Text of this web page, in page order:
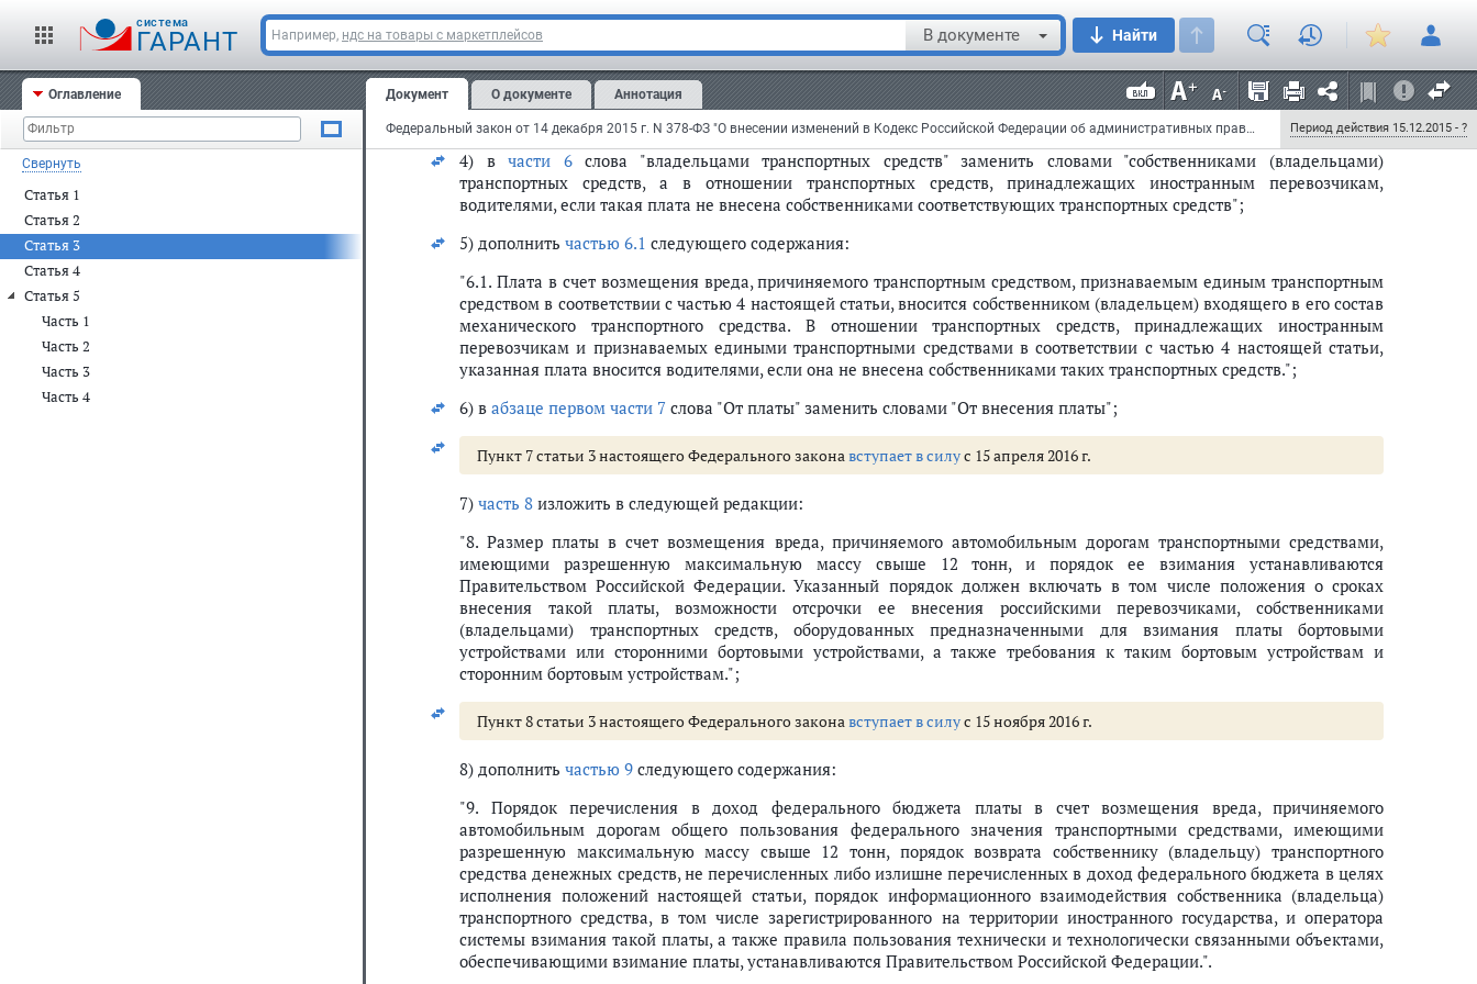
cистема
ГАРАНТ Например, ндс на товары с маркетплейсов В документе Найти
Оглавление
Свернуть
Статья 1
Статья 2
Статья 3
Статья 4
Статья 5
Часть 1
Часть 2
Часть 3
Часть 4
Документ О документе Аннотация
Федеральный закон от 14 декабря 2015 г. N 378-ФЗ "О внесении изменений в Кодекс Российской Федерации об административных правонарушениях и отдельные законодательные акты Российской Федерации" Период действия 15.12.2015 - ?
безопасности конструкции транспортного средства.";
3)часть 4изложить в следующей редакции:
"4. В целях настоящей статьи сочлененное транспортное средство, включающее прицеп или полуприцеп, признается
единым транспортным средством.";
4) вчасти 6слова "владельцами транспортных средств" заменить словами "собственниками (владельцами)
транспортных средств, а в отношении транспортных средств, принадлежащих иностранным перевозчикам,
водителями, если такая плата не внесена собственниками соответствующих транспортных средств";
5) дополнить частью 6.1 следующего содержания:
"6.1. Плата в счет возмещения вреда, причиняемого транспортным средством, признаваемым единым транспортным
средством в соответствии с частью 4 настоящей статьи, вносится собственником (владельцем) входящего в его состав
механического транспортного средства. В отношении транспортных средств, принадлежащих иностранным
перевозчикам и признаваемых едиными транспортными средствами в соответствии с частью 4 настоящей статьи,
указанная плата вносится водителями, если она не внесена собственниками таких транспортных средств.";
6) в абзаце первом части 7 слова "От платы" заменить словами "От внесения платы";
Пункт 7 статьи 3 настоящего Федерального законавступает в силус 15 апреля 2016 г.
7) часть 8 изложить в следующей редакции:
"8. Размер платы в счет возмещения вреда, причиняемого автомобильным дорогам транспортными средствами,
имеющими разрешенную максимальную массу свыше 12 тонн, и порядок ее взимания устанавливаются
Правительством Российской Федерации. Указанный порядок должен включать в том числе положения о сроках
внесения такой платы, возможности отсрочки ее внесения российскими перевозчиками, собственниками
(владельцами) транспортных средств, оборудованных предназначенными для взимания платы бортовыми
устройствами или сторонними бортовыми устройствами, а также требования к таким бортовым устройствам и
сторонним бортовым устройствам.";
Пункт 8 статьи 3 настоящего Федерального законавступает в силус 15 ноября 2016 г.
8) дополнить частью 9 следующего содержания:
"9. Порядок перечисления в доход федерального бюджета платы в счет возмещения вреда, причиняемого
автомобильным дорогам общего пользования федерального значения транспортными средствами, имеющими
разрешенную максимальную массу свыше 12 тонн, порядок возврата собственнику (владельцу) транспортного
средства денежных средств, не перечисленных либо излишне перечисленных в доход федерального бюджета в целях
исполнения положений настоящей статьи, порядок информационного взаимодействия собственника (владельца)
транспортного средства, в том числе зарегистрированного на территории иностранного государства, и оператора
системы взимания такой платы, а также правила пользования технически и технологически связанными объектами,
обеспечивающими взимание платы, устанавливаются Правительством Российской Федерации.".